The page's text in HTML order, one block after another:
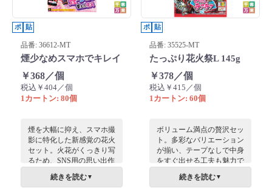
ポ 貼
品番: 36612-MT
煙少なめスマホでキレイ
￥368／個
税込￥404／個
1カートン: 80個
煙を大幅に抑え、スマホ撮
影に特化した新感覚の花火
セット。火花がくっきり写
るため、SNS用の思い出作
ールで配慮を伝えられ、ハ
続きを読む▼
ポ 貼
品番: 35525-MT
たっぷり花火祭L 145g
￥378／個
税込￥415／個
1カートン: 60個
ボリューム満点の贅沢セッ
ト。多彩なバリエーション
が揃い、テープなしで中身
をすぐ出せる工夫も魅力で
を演出でき、学習塾や不動
続きを読む▼